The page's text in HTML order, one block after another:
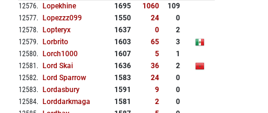
12576. Lopekhine 1695 1060
109
12577. Lopezzz099 1550 24
0
12578. Lopteryx 1637 0
2
12579. Lorbrito 1603 65
3
12580. Lorch1000 1607 5
1
12581 . Lord Skai 1636 36
2
12582. Lord Sparrow 1583 24
0
12583. Lordasbury 1591 9
0
12584. Lorddarkmaga 1581 2
0